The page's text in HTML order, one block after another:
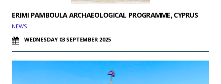
ERIMI PAMBOULA ARCHAEOLOGICAL PROGRAMME, CYPRUS
NEWS
WEDNESDAY 03 SEPTEMBER 2025